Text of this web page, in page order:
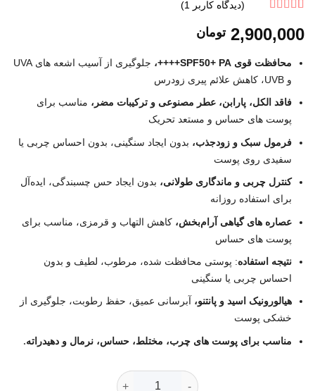
امتیاز
مشتری
(دیدگاه کاربر 1
)
2,900,000 تومان
محافظت قوی SPF50+ PA++++،
جلوگیری از آسیب اشعه‌ های UVA
و UVB، کاهش علائم پیری زودرس
فاقد الکل، پارابن، عطر مصنوعی و ترکیبات مضر، مناسب برای
پوست‌ های حساس و مستعد تحریک
فرمول سبک و زودجذب، بدون ایجاد سنگینی، بدون احساس چربی یا
سفیدی روی پوست
کنترل چربی و ماندگاری طولانی، بدون ایجاد حس چسبندگی، ایده‌آل
برای استفاده روزانه
عصاره‌ های گیاهی آرام‌بخش، کاهش التهاب و قرمزی، مناسب برای
پوست‌ های حساس
نتیجه استفاده: پوستی محافظت‌ شده، مرطوب، لطیف و بدون
احساس چربی یا سنگینی
هیالورونیک اسید و پانتنو، آبرسانی عمیق، حفظ رطوبت، جلوگیری از
خشکی پوست
مناسب برای پوست‌ های چرب، مختلط، حساس، نرمال و دهیدراته.